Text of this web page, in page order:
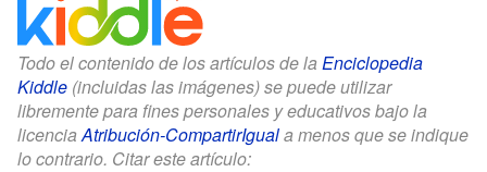
Todo el contenido de los artículos de la Enciclopedia
Kiddle (incluidas las imágenes) se puede utilizar
libremente para fines personales y educativos bajo la
licenciaAtribución-CompartirIguala menos que se indique
lo contrario. Citar este artículo: